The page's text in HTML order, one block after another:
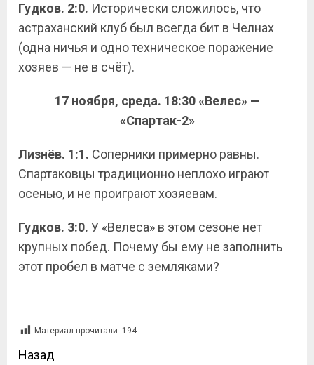
Гудков. 2:0. Исторически сложилось, что
астраханский клуб был всегда бит в Челнах
(одна ничья и одно техническое поражение
хозяев — не в счёт).
17 ноября, среда. 18:30 «Велес» —
«Спартак-2»
Лизнёв. 1:1. Соперники примерно равны.
Спартаковцы традиционно неплохо играют
осенью, и не проиграют хозяевам.
Гудков. 3:0. У «Велеса» в этом сезоне нет
крупных побед. Почему бы ему не заполнить
этот пробел в матче с земляками?
Материал прочитали: 194
Назад